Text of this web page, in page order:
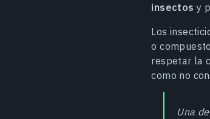
insectos y
Los
o
respetar la
como no
Una